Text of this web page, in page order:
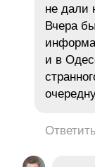
не дали
Вчера
и в
Ответить